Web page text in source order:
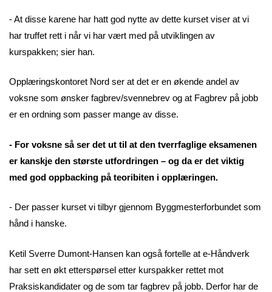
- At disse karene har hatt god nytte av dette kurset viser at vi
har truffet rett i når vi har vært med på utviklingen av
kurspakken; sier han.
Opplæringskontoret Nord ser at det er en økende andel av
voksne som ønsker fagbrev/svennebrev og at Fagbrev på jobb
er en ordning som passer mange av disse.
- For voksne så ser det ut til at den tverrfaglige eksamenen
er kanskje den største utfordringen – og da er det viktig
med god oppbacking på teoribiten i opplæringen.
- Der passer kurset vi tilbyr gjennom Byggmesterforbundet som
hånd i hanske.
Ketil Sverre Dumont-Hansen kan også fortelle at e-Håndverk
har sett en økt etterspørsel etter kurspakker rettet mot
Praksiskandidater og de som tar fagbrev på jobb. Derfor har de